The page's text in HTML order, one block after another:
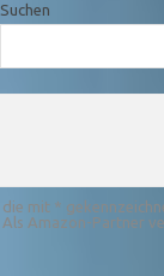
Suchen
die mit *
Als Amazon-Partner